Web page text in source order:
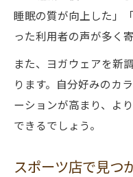
睡眠の質が向上した」
った利用者の声が多く
また、ヨガウェアを新
ります。自分好みのカ
ーションが高まり、よ
できるでしょう。
スポーツ店で見つ